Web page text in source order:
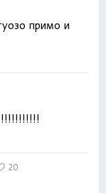
примо и
20